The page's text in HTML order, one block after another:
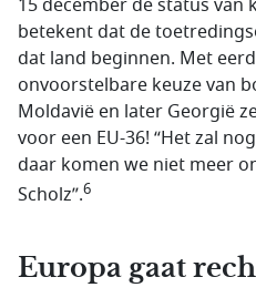
betekent dat de
dat land beginnen. Met
onvoorstelbare keuze van
Moldavië en later Georgië
voor een EU-36! “Het zal
daar komen we niet meer
Scholz”.6
Europa gaat